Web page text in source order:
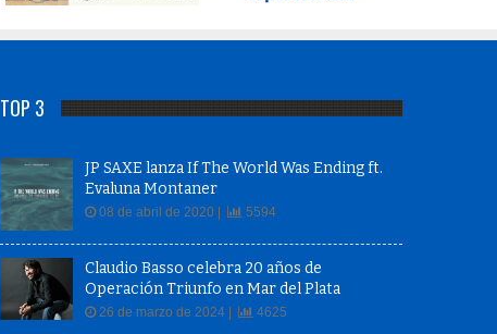
TOP 3
JP SAXE lanza If The World Was Ending ft.
Evaluna Montaner
08 de abril de 2020 | 5594
Claudio Basso celebra 20 años de
Operación Triunfo en Mar del Plata
26 de marzo de 2024 | 4625